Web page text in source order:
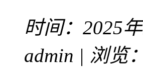
时间：2025
admin | 浏览：